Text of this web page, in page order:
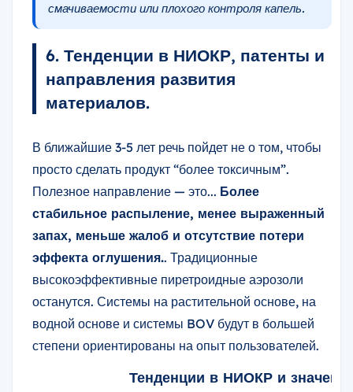
смачиваемости или плохого контроля капель.
6. Тенденции в НИОКР, патенты и
направления развития
материалов.
В ближайшие 3-5 лет речь пойдет не о том, чтобы
просто сделать продукт “более токсичным”.
Полезное направление — это... Более
стабильное распыление, менее выраженный
запах, меньше жалоб и отсутствие потери
эффекта оглушения.. Традиционные
высокоэффективные пиретроидные аэрозоли
останутся. Системы на растительной основе, на
водной основе и системы BOV будут в большей
степени ориентированы на опыт пользователей.
Тенденции в НИОКР и